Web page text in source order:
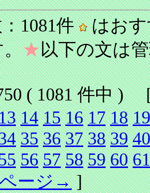
1081件 はお
。★以下の文は
( 1081 件中 )
14 15 16 17 18 19
35 36 37 38 39 40
56 57 58 59 60 61
ージ→]